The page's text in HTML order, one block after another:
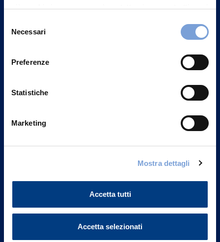
più su chi siamo, come può contattarci e come trattiamo i
può trovare nel footer del sito nella sezione "Informativa
delNecessari
Preferenze
Statistiche
Marketing
Mostra dettagli
Accetta tutti
Accetta selezionati
Vittoria Assicurazioni S.p.A.
Part. IVA 01329510158
FAQ